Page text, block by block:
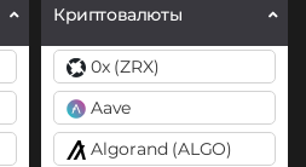
Криптовалюты
0x (ZRX)
Aave
Algorand (ALGO)